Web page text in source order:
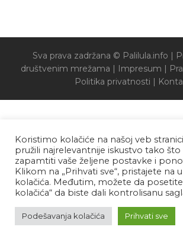
Sva prava zadržana © Palilula.info |
društvenim mrežama | Impresum |
Politika privatnosti |
Koristimo kolačiće na našoj veb
pružili najrelevantnije iskustvo tako
zapamtiti vaše željene postavke i
Klikom na „Prihvati sve“, pristajete na
kolačića. Međutim, možete da posetite
kolačića“ da biste dali kontrolisanu
Podešavanja kolačića Prihvati sve